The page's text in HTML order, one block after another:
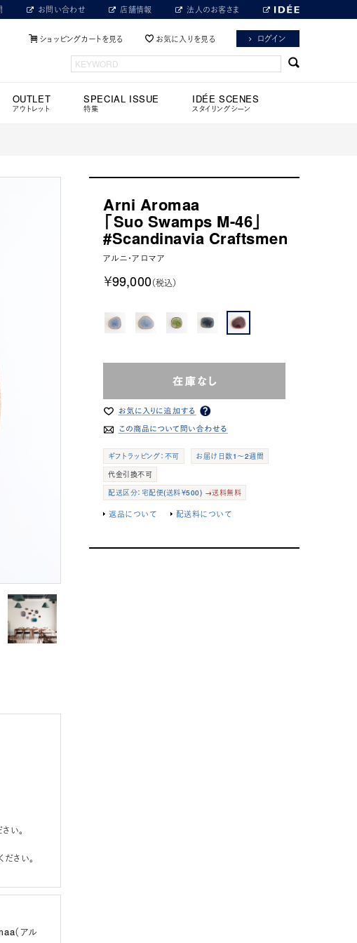
お問い合わせ 店舗情報 法人のお客さま
ショッピングカートを見る お気に入りを見る ログイン
OUTLET
アウトレット
SPECIAL ISSUE
特集
IDÉE SCENES
スタイリングシーン
Arni Aromaa
「Suo Swamps M-46」
#Scandinavia Craftsmen
アルニ・アロマア
￥99,000（税込）
ギフトラッピング：不可
お届け日数1～2週間
代金引換不可
配送区分：宅配便(送料￥500) →送料無料
返品について 配送料について
い。
さい。
（アル